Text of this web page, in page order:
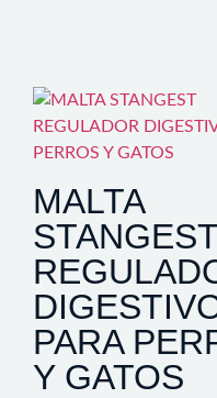
MALTA
STANGEST
PARA
Y GATOS